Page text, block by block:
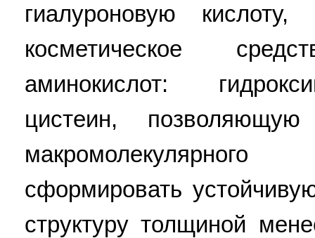
гиалуроновую
косметическое
аминокислот:
цистеин,
сформировать
структуру толщиной